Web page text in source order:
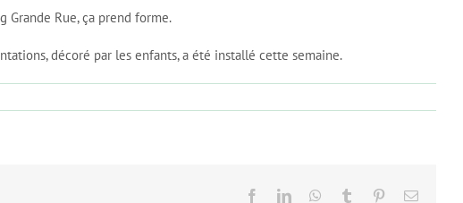
Grande Rue, ça prend forme.
décoré par les enfants, a été installé cette semaine.
FacebookLinkedInWhatsApp
Tumblr PinterestEmail